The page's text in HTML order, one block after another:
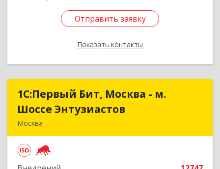
Отправить заявку
Показать контакты
Отправить заявку
Назад
1С:Первый Бит, Москва - м.
Шоссе Энтузиастов
Москва
1С:Первый Бит, Москва - м.
Шоссе Энтузиастов